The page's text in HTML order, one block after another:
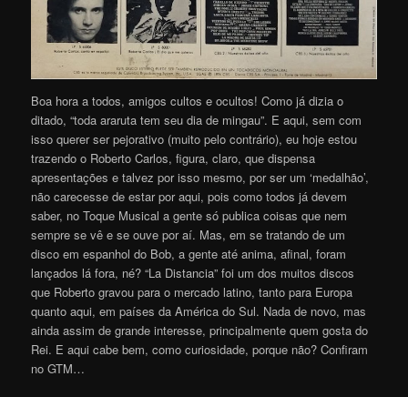
Boa hora a todos, amigos cultos e ocultos! Como já dizia o
ditado, “toda araruta tem seu dia de mingau”. E aqui, sem com
isso querer ser pejorativo (muito pelo contrário), eu hoje estou
trazendo o Roberto Carlos, figura, claro, que dispensa
apresentações e talvez por isso mesmo, por ser um ‘medalhão’,
não carecesse de estar por aqui, pois como todos já devem
saber, no Toque Musical a gente só publica coisas que nem
sempre se vê e se ouve por aí. Mas, em se tratando de um
disco em espanhol do Bob, a gente até anima, afinal, foram
lançados lá fora, né? “La Distancia” foi um dos muitos discos
que Roberto gravou para o mercado latino, tanto para Europa
quanto aqui, em países da América do Sul. Nada de novo, mas
ainda assim de grande interesse, principalmente quem gosta do
Rei. E aqui cabe bem, como curiosidade, porque não? Confiram
no GTM…